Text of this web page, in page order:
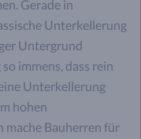
Gerade in
Unterkellerung
Untergrund
immens, dass rein
Unterkellerung
hohen
mache Bauherren für